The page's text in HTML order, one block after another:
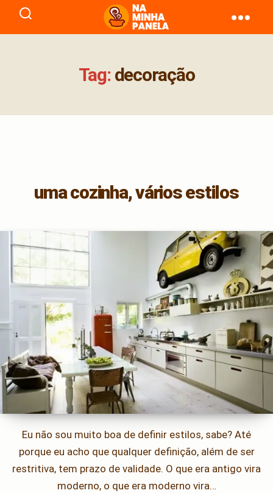
naminhapanela.com
Tag: decoração
uma cozinha, vários estilos
Eu não sou muito boa de definir estilos, sabe? Até
porque eu acho que qualquer definição, além de ser
restritiva, tem prazo de validade. O que era antigo vira
moderno, o que era moderno vira…